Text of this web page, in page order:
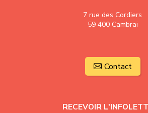
7 rue des Cordiers
59 400 Cambrai
Contact
RECEVOIR